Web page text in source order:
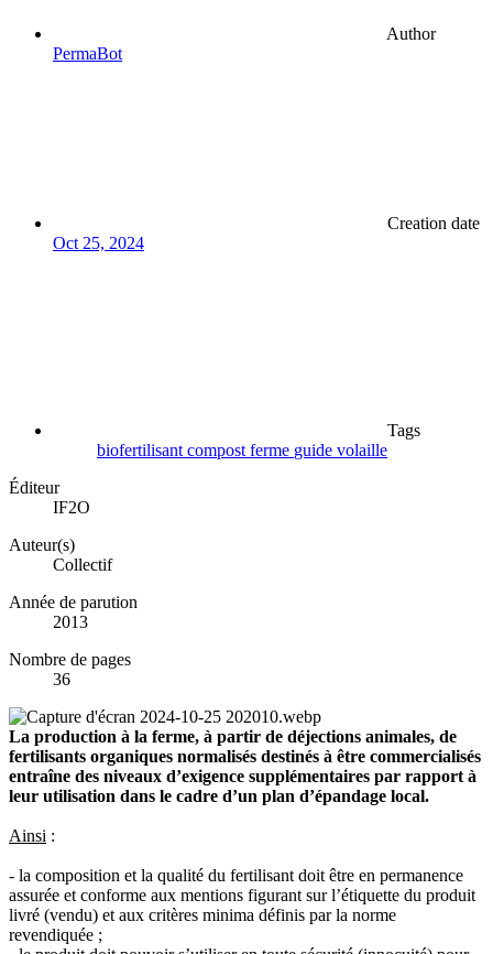
Author
PermaBot
Creation date
Oct 25, 2024
Tags
biofertilisant compost ferme guide volaille
Éditeur
IF2O
Auteur(s)
Collectif
Année de parution
2013
Nombre de pages
36
La production à la ferme, à partir de déjections animales, de
fertilisants organiques normalisés destinés à être commercialisés
entraîne des niveaux d’exigence supplémentaires par rapport à
leur utilisation dans le cadre d’un plan d’épandage local.
Ainsi :
- la composition et la qualité du fertilisant doit être en permanence
assurée et conforme aux mentions figurant sur l’étiquette du produit
livré (vendu) et aux critères minima définis par la norme
revendiquée ;